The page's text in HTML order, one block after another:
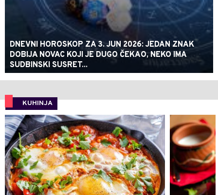
DNEVNI HOROSKOP ZA 3. JUN 2026: JEDAN ZNAK
DOBIJA NOVAC KOJI JE DUGO ČEKAO, NEKO IMA
SUDBINSKI SUSRET...
KUHINJA
0